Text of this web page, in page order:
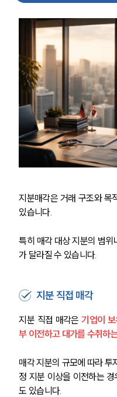
지분매각은 거래 구조와 목
있습니다.
특히 매각 대상 지분의 범
가 달라질 수 있습니다.
지분 직접 매각
지분 직접 매각은 기업이
부 이전하고 대가를 수취하
매각 지분의 규모에 따라 투
정 지분 이상을 이전하는
도 있습니다.